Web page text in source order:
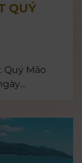
QUÝ
Quý Mão